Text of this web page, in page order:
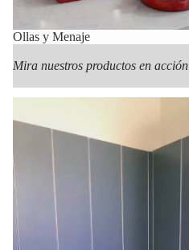
Ollas y Menaje
Mira nuestros productos en acción